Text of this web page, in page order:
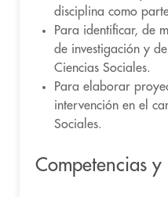
disciplina como
Para identificar, de
de investigación y
Ciencias Sociales.
Para elaborar
intervención en el
Sociales.
Competencias y